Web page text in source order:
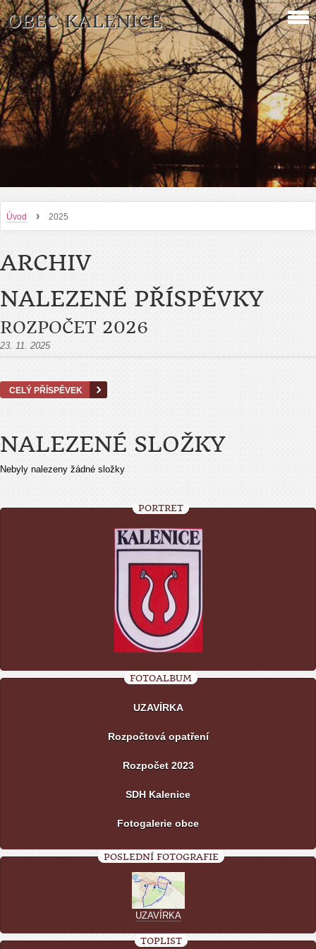
OBEC KALENICE
Úvod › 2025
ARCHIV
NALEZENÉ PŘÍSPĚVKY
ROZPOČET 2026
23. 11. 2025
CELÝ PŘÍSPĚVEK
NALEZENÉ SLOŽKY
Nebyly nalezeny žádné složky
PORTRÉT
FOTOALBUM
UZAVÍRKA
Rozpočtová opatření
Rozpočet 2023
SDH Kalenice
Fotogalerie obce
POSLEDNÍ FOTOGRAFIE
UZAVÍRKA
TOPLIST